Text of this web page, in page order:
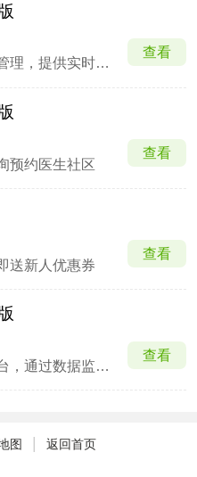
全方位个人健康管理，提供实时心率监测与建议。
查看
预约医生社区
查看
送新人优惠券
查看
专业养生管理平台，通过数据监测提供个性化健康建议。
查看
图 返回首页